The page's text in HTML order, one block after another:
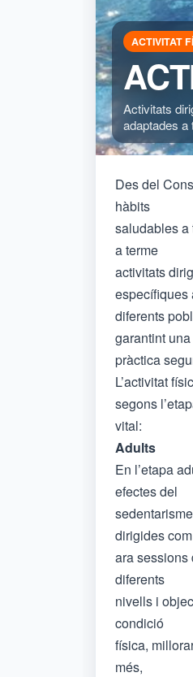
ACTIVITAT
Activitats
adaptades a
Des del
hàbits
saludables a
a terme
activitats
específiques
diferents
garantint una
pràctica
L’activitat
segons
vital:
Adults
En l’etapa
efectes del
dirigides com
ara sessions
diferents
nivells i
condició
física,
més,